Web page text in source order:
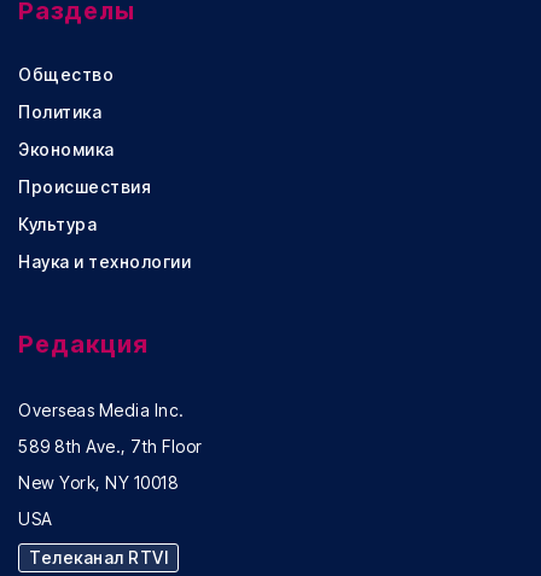
Разделы
Общество
Политика
Экономика
Происшествия
Культура
Наука и технологии
Редакция
Overseas Media Inc.
589 8th Ave., 7th Floor
New York, NY 10018
USA
Телеканал RTVI